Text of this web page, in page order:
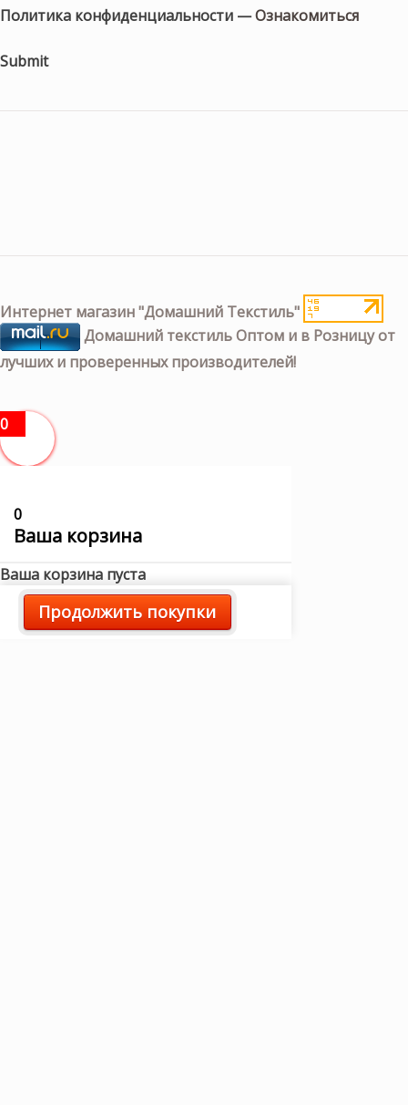
Политика конфиденциальности —Ознакомиться
Submit
Интернет магазин "Домашний Текстиль"
Домашний текстиль Оптом и в Розницу от
лучших и проверенных производителей!
0
0
Ваша корзина
Ваша корзина пуста
Продолжить покупки